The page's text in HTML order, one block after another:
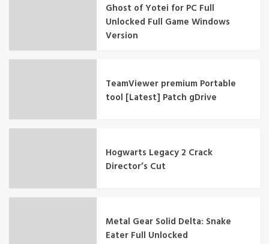
Ghost of Yotei for PC Full
Unlocked Full Game Windows
Version
TeamViewer premium Portable
tool [Latest] Patch gDrive
Hogwarts Legacy 2 Crack
Director’s Cut
Metal Gear Solid Delta: Snake
Eater Full Unlocked